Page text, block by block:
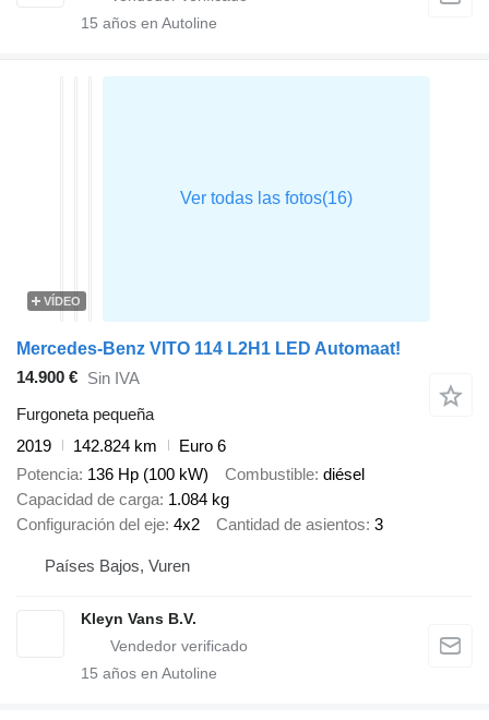
15 años en Autoline
VÍDEO
Mercedes-Benz VITO 114 L2H1 LED Automaat!
14.900 € Sin IVA
Furgoneta pequeña
2019
142.824 km
Euro 6
Potencia 136 Hp (100 kW) Combustible diésel
Capacidad de carga 1.084 kg
Configuración del eje 4x2 Cantidad de asientos 3
Países Bajos, Vuren
Kleyn Vans B.V.
15 años en Autoline